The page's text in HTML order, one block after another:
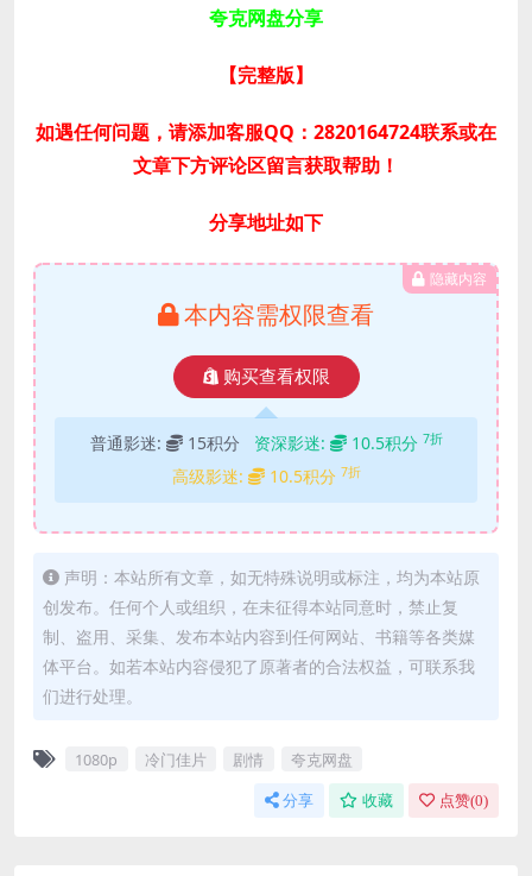
夸克网盘分享
【完整版】
如遇任何问题，请添加客服QQ：2820164724联系或在
文章下方评论区留言获取帮助！
分享地址如下
隐藏内容
本内容需权限查看
购买查看权限
普通影迷: 15积分 资深影迷: 10.5积分 7折
高级影迷: 10.5积分 7折
声明：本站所有文章，如无特殊说明或标注，均为本站原
创发布。任何个人或组织，在未征得本站同意时，禁止复
制、盗用、采集、发布本站内容到任何网站、书籍等各类媒
体平台。如若本站内容侵犯了原著者的合法权益，可联系我
们进行处理。
1080p 冷门佳片 剧情 夸克网盘
分享 收藏 点赞(0)